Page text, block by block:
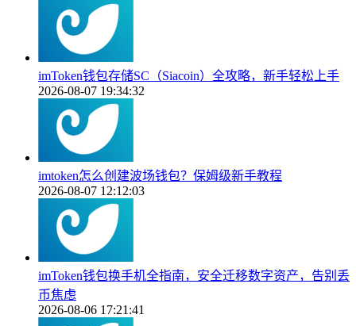
imToken钱包存储SC（Siacoin）全攻略，新手轻松上手
2026-08-07 19:34:32
imtoken怎么创建波场钱包？保姆级新手教程
2026-08-07 12:12:03
imToken钱包换手机全指南，安全迁移数字资产，告别丢
币焦虑
2026-08-06 17:21:41